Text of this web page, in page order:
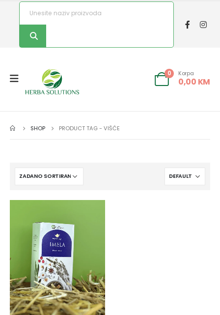
0 Korpa
0,00 KM
SHOP PRODUCT TAG - VIŠĆE